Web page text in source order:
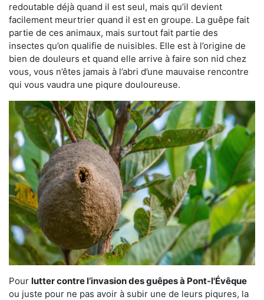
redoutable déjà quand il est seul, mais qu’il devient
facilement meurtrier quand il est en groupe. La guêpe fait
partie de ces animaux, mais surtout fait partie des
insectes qu’on qualifie de nuisibles. Elle est à l’origine de
bien de douleurs et quand elle arrive à faire son nid chez
vous, vous n’êtes jamais à l’abri d’une mauvaise rencontre
qui vous vaudra une piqure douloureuse.
Pour lutter contre l’invasion des guêpes à Pont-l'Évêque
ou juste pour ne pas avoir à subir une de leurs piqures, la